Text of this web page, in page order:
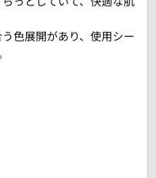
色展開があり、使用シー